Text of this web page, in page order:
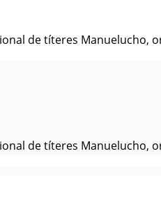
de títeres Manuelucho,
de títeres Manuelucho,